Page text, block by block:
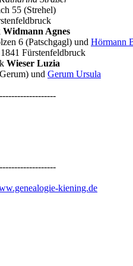
55 (Strehel)
Widmann Agnes
6 (Patschgagl) und Hörmann
Fürstenfeldbruck
Wieser Luzia
und Gerum Ursula
kiening.de